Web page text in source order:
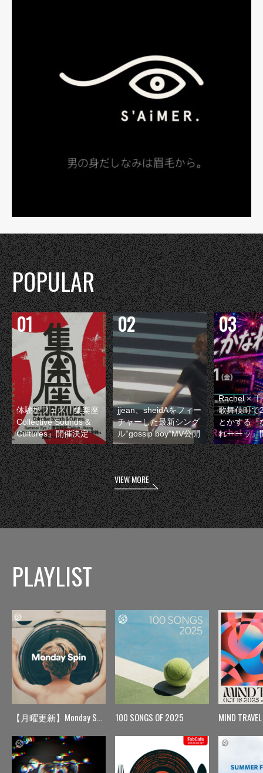
POPULAR
体験型フェス『集楽座
Collective Sounds &
Cultures』開催決定
jjean、sheidAをフィー
チャーした最新シング
ル“gossip boy”MV公開
Rachel ×
歌舞伎町で
とかする『
れーーッ』
VIEW MORE
PLAYLIST
【月曜更新】Monday Spin 100 SONGS OF 2025 MIND TRAVEL